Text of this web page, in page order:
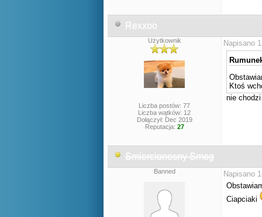
Rexxoo
Użytkownik
Liczba postów: 77
Liczba wątków: 12
Dołączył: Dec 2019
Reputacja: 27
Napisano
Ktoś
nie
Smiercionosny Smog
Banned
Napisano
Ciapciaki